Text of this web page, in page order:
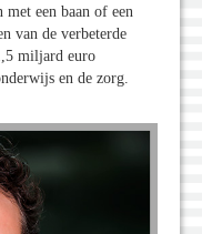
met een baan of een
van de verbeterde
miljard euro
en de zorg.